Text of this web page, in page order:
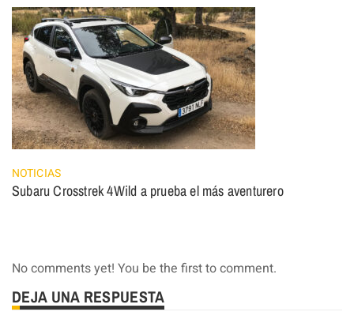
NOTICIAS
Subaru Crosstrek 4Wild a prueba el más aventurero
No comments yet! You be the first to comment.
DEJA UNA RESPUESTA